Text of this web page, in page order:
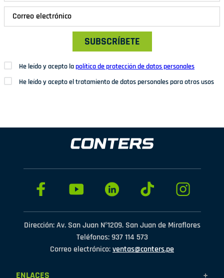
SUBSCRÍBETE
He leído y acepto lapolítica de protección de datos personales
He leído y acepto el tratamiento de datos personales para otros usos
Dirección: Av. San Juan Nº1209. San Juan de Miraflores
Teléfonos: 937 114 573
Correo electrónico:ventas@conters.pe
ENLACES +